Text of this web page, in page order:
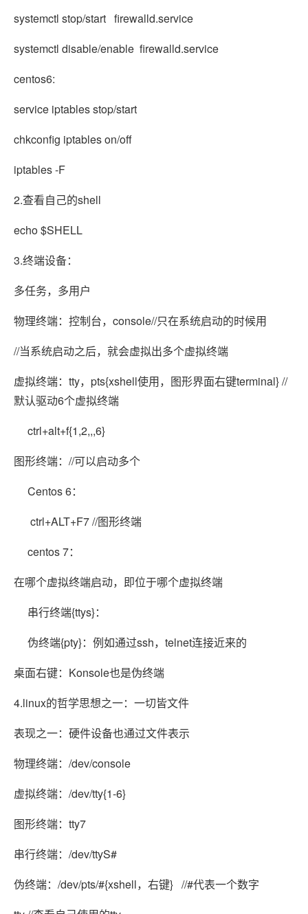
systemctl stop/start firewalld.service
systemctl disable/enable firewalld.service
centos6:
service iptables stop/start
chkconfig iptables on/off
iptables -F
2.查看自己的shell
echo $SHELL
3.终端设备：
多任务，多用户
物理终端：控制台，console//只在系统启动的时候用
//当系统启动之后，就会虚拟出多个虚拟终端
虚拟终端：tty，pts{xshell使用，图形界面右键terminal} //
默认驱动6个虚拟终端
ctrl+alt+f{1,2,,,6}
图形终端：//可以启动多个
Centos 6：
ctrl+ALT+F7 //图形终端
centos 7：
在哪个虚拟终端启动，即位于哪个虚拟终端
串行终端{ttys}：
伪终端{pty}：例如通过ssh，telnet连接近来的
桌面右键：Konsole也是伪终端
4.linux的哲学思想之一：一切皆文件
表现之一：硬件设备也通过文件表示
物理终端：/dev/console
虚拟终端：/dev/tty{1-6}
图形终端：tty7
串行终端：/dev/ttyS#
伪终端：/dev/pts/#{xshell，右键} //#代表一个数字